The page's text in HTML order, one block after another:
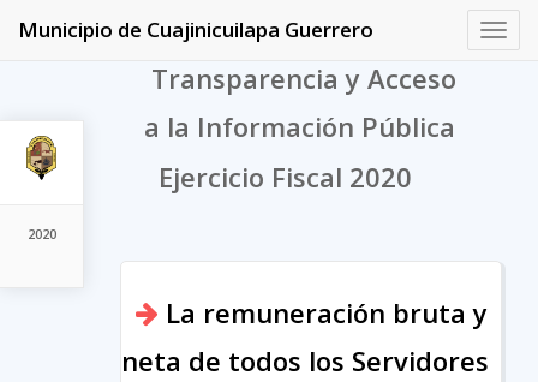
2020
Municipio de Cuajinicuilapa Guerrero
Transparencia y Acceso
a la Información Pública
Ejercicio Fiscal 2020
La remuneración bruta y
neta de todos los Servidores